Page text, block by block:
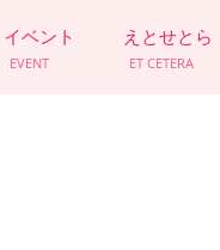
イベント
EVENT
えとせとら
ET CETERA